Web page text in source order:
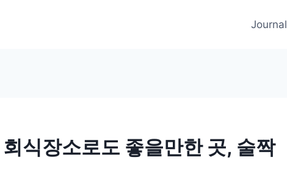
Journal
식장소로도 좋을만한 곳, 술짝